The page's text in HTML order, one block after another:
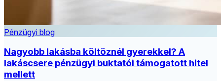
Pénzügyi blog
Nagyobb lakásba költöznél gyerekkel? A
lakáscsere pénzügyi buktatói támogatott hitel
mellett